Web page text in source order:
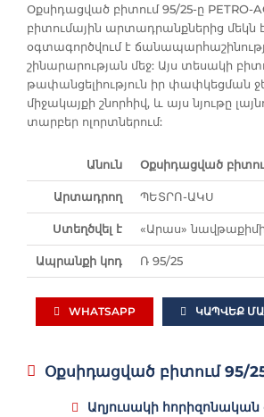
Օքսիդացված բիտում 95/25-ը PETRO-
բիտումային արտադրանքներից մեկն
օգտագործվում է
շինարարության մեջ: Այս տեսակի
թափանցելիություն իր փափկեցման
միջակայքի շնորհիվ, և այս նյութը
տարբեր ոլորտներում:
Անուն Օքսիդացված
Արտադրող ՊԵՏՐՈ-ԱԿՍ
Ստեղծվել է «Արաս»
Ապրանքի կոդ Ռ 95/25
WHATSAPP ԿԱՊՎԵՔ
Օքսիդացված բիտում 95/
Աղյուսակի հորիզոնական